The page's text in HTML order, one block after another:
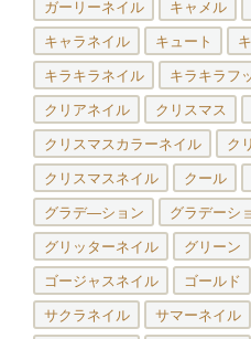
ガーリーネイル キャメル
キャラネイル キュート
キラキラネイル キラキラフ
クリアネイル クリスマス
クリスマスカラーネイル ク
クリスマスネイル クール
グラデ―ション グラデーシ
グリッターネイル グリーン
ゴージャスネイル ゴールド
サクラネイル サマーネイル